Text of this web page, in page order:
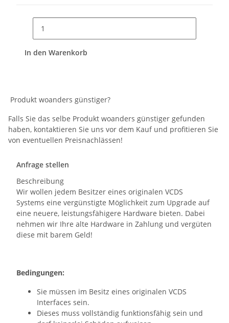
In den Warenkorb
Produkt woanders günstiger?
Falls Sie das selbe Produkt woanders günstiger gefunden
haben, kontaktieren Sie uns vor dem Kauf und profitieren Sie
von eventuellen Preisnachlässen!
Anfrage stellen
Beschreibung
Wir wollen jedem Besitzer eines originalen VCDS
Systems eine vergünstigte Möglichkeit zum Upgrade auf
eine neuere, leistungsfähigere Hardware bieten. Dabei
nehmen wir Ihre alte Hardware in Zahlung und vergüten
diese mit barem Geld!
Bedingungen:
Sie müssen im Besitz eines originalen VCDS
Interfaces sein.
Dieses muss vollständig funktionsfähig sein und